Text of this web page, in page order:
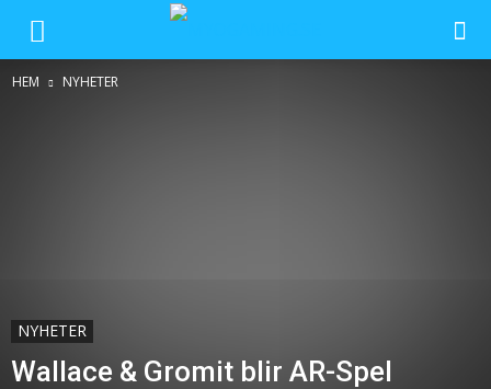
HEM NYHETER
NYHETER
Wallace & Gromit blir AR-Spel